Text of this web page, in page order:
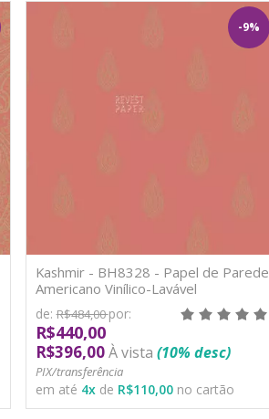
-9%
Kashmir - BH8328 - Papel de Parede
Americano Vinílico-Lavável
de: R$484,00por:
R$440,00
R$396,00 À vista (10% desc)
PIX/transferência
em até 4xde R$110,00no cartão